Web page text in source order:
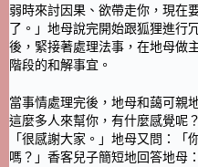
弱時來討因果、欲帶走你，現在
了。」地母說完開始跟狐狸進行
後，緊接著處理法事，在地母做
階段的和解事宜。
當事情處理完後，地母和藹可親
這麼多人來幫你，有什麼感覺呢
「很感謝大家。」地母又問：「
嗎？」香客兒子簡短地回答地母